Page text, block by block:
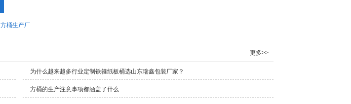
方桶生产厂
更多>>
为什么越来越多行业定制铁箍纸板桶选山东瑞鑫包装厂家？
方桶的生产注意事项都涵盖了什么